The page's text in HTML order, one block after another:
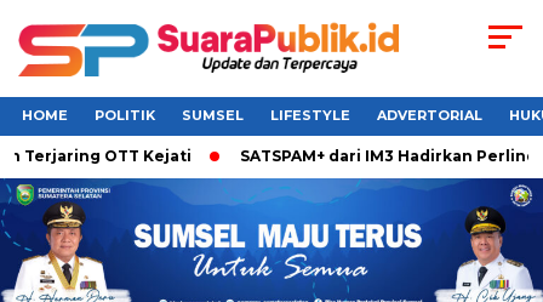
HOME POLITIK SUMSEL LIFESTYLE ADVERTORIAL
OTT Kejati SATSPAM+ dari IM3 Hadirkan